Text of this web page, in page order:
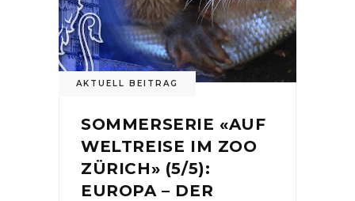
AKTUELL BEITRAG
SOMMERSERIE «AUF
WELTREISE IM ZOO
ZÜRICH» (5/5):
EUROPA – DER